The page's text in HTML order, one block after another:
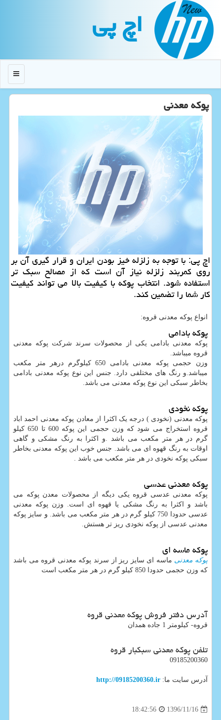
اچ پی
منو
پوكه معدنی
اچ پی: با توجه به زلزله خیز بودن ایران و قرار گیری آن بر
روی كمربند زلزله نیاز آن است كه از مصالح سبك تر
استفاده شود. انتخاب پوكه با كیفیت بالا می تواند كیفیت
كار شما را تضمین كند.
انواع پوکه معدنی قروه:
پوکه بادامی
پوکه معدنی بادامی یکی از محصولات سرند شرکت پوکه معدنی
قروه میباشد.
وزن حجمی پوکه معدنی بادامی 650 کیلوگرم درهر متر مکعب
میباشد.و رنگ های مختلفی دارد. جنس این نوع پوکه معدنی بادامی
بخاطر سبکی این نوع پوکه معدنی می باشد.
پوکه نخودی
پوکه معدنی (نخودی ) درجه یک اکثرا از معادن پوکه معدنی احمد اباد
قروه استخراج می شود که وزن حجمی این پوکه 600 تا 650 کیلو
گرم در هر متر مکعب می باشد .و اکثرا به رنگ مشکی و گاهی
اوقات به رنگ قهوه ای می باشد. جنس خوب این پوکه معدنی بخاطر
سبکی پوکه نخودی در هر متر مکعب می باشد .
پوکه معدنی عدسی
پوکه معدنی عدسی قروه یکی دیگه از محصولات معدن پوکه می
باشد و اکثرا به رنگ مشکی یا قهوه ای است. وزن پوکه معدنی
عدسی حدودا 750 کیلو گرم در هر متر مکعب می باشد. و سایز پوکه
معدنی عدسی از پوکه نخودی ریز تر هستش.
پوکه ماسه ای
پوکه معدنی ماسه ای سایز ریز از سرند پوکه معدنی قروه می باشد
که وزن حجمی حدودا 850 کیلو گرم در هر متر مکعب است
آدرس دفتر فروش پوکه معدنی قروه
قروه- کيلومتر 1 جاده همدان
تلفن پوکه معدنی سبکبار قروه
09185200360
آدرس سایت ما: http://09185200360.ir
1396/11/16
18:42:56